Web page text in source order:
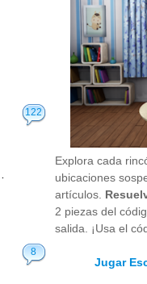
122
8
Explora cada
ubicaciones
artículos.
2 piezas del
salida. ¡Usa el
Jugar